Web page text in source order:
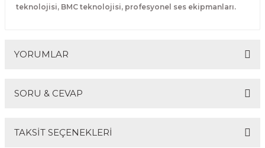
teknolojisi, BMC teknolojisi, profesyonel ses ekipmanları.
YORUMLAR
SORU & CEVAP
TAKSİT SEÇENEKLERİ